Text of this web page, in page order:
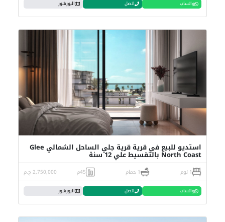
واتساب اتصل البورشور
استديو للبيع في قرية قرية جلي الساحل الشمالي Glee
North Coast بالتقسيط علي 12 سنة
1 نوم 1 حمام 45م 2,750,000 ج.م
واتساب اتصل البورشور